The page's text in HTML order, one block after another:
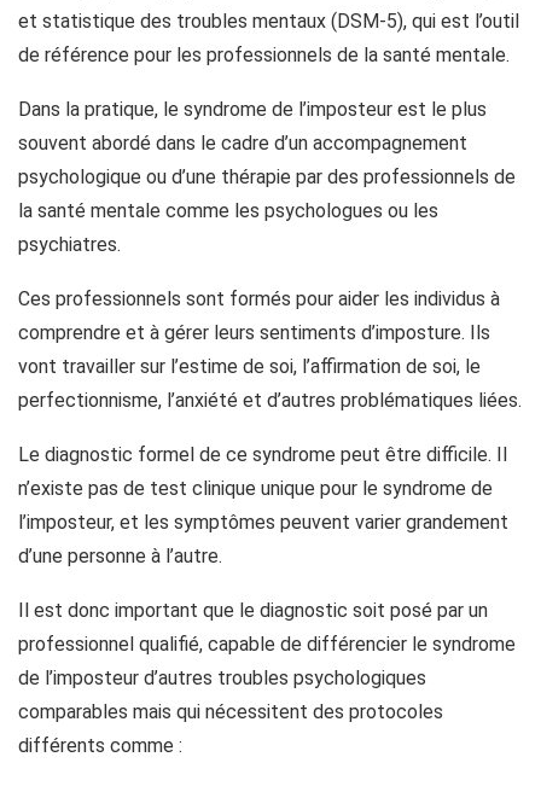
et statistique des troubles mentaux (DSM-5), qui est l’outil
de référence pour les professionnels de la santé mentale.
Dans la pratique, le syndrome de l’imposteur est le plus
souvent abordé dans le cadre d’un accompagnement
psychologique ou d’une thérapie par des professionnels de
la santé mentale comme les psychologues ou les
psychiatres.
Ces professionnels sont formés pour aider les individus à
comprendre et à gérer leurs sentiments d’imposture. Ils
vont travailler sur l’estime de soi, l’affirmation de soi, le
perfectionnisme, l’anxiété et d’autres problématiques liées.
Le diagnostic formel de ce syndrome peut être difficile. Il
n’existe pas de test clinique unique pour le syndrome de
l’imposteur, et les symptômes peuvent varier grandement
d’une personne à l’autre.
Il est donc important que le diagnostic soit posé par un
professionnel qualifié, capable de différencier le syndrome
de l’imposteur d’autres troubles psychologiques
comparables mais qui nécessitent des protocoles
différents comme :